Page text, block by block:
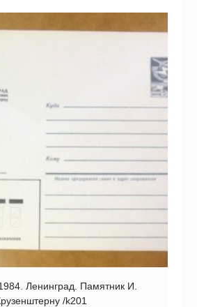
Ленинград. Памятник И.
/k201